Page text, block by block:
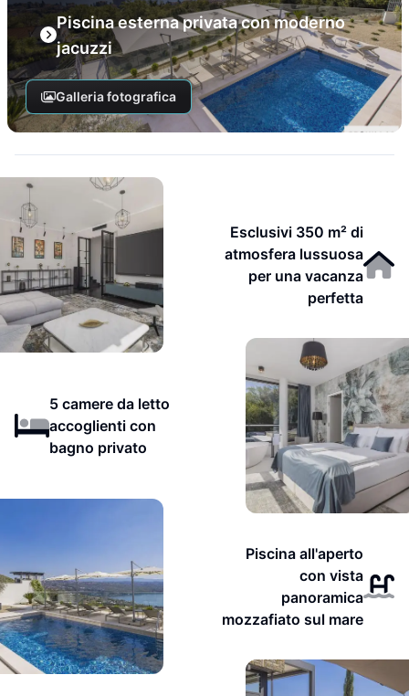
Piscina esterna privata con moderno
jacuzzi
Galleria fotografica
Esclusivi 350 m² di
atmosfera lussuosa
per una vacanza
perfetta
5 camere da letto
accoglienti con
bagno privato
Piscina all'aperto
con vista
panoramica
mozzafiato sul mare